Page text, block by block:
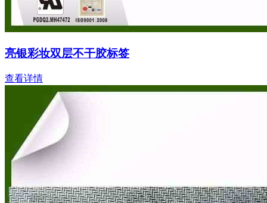
亮银彩妆双层不干胶标签
查看详情